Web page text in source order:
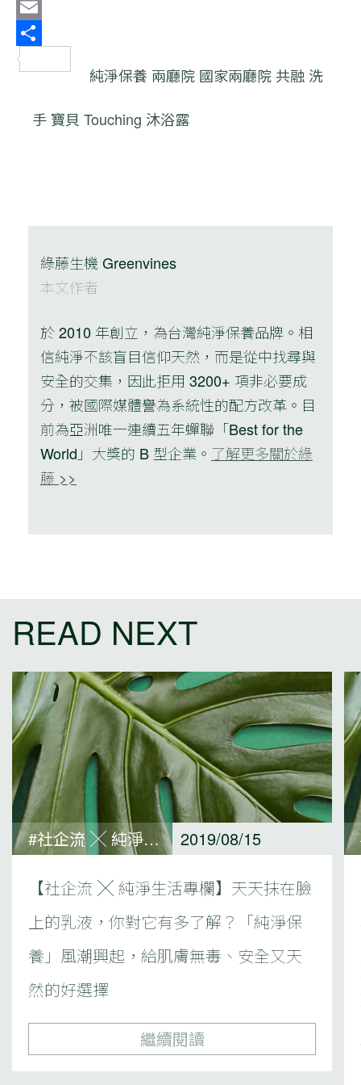
Twitter
Email
純淨保養 兩廳院 國家兩廳院共融 洗
手 寶貝 Touching 沐浴露
綠藤生機 Greenvines
本文作者
於 2010 年創立，為台灣純淨保養品牌。相
信純淨不該盲目信仰天然，而是從中找尋與
安全的交集，因此拒用 3200+ 項非必要成
分，被國際媒體譽為系統性的配方改革。目
前為亞洲唯一連續五年蟬聯「Best for the
World」大獎的 B 型企業。 了解更多關於綠
藤 >>
READ NEXT
#社企流 ╳ 純淨生活專欄 2019/08/15
【社企流 ╳ 純淨生活專欄】天天抹在臉
上的乳液，你對它有多了解？「純淨保
養」風潮興起，給肌膚無毒、安全又天
然的好選擇
繼續閱讀